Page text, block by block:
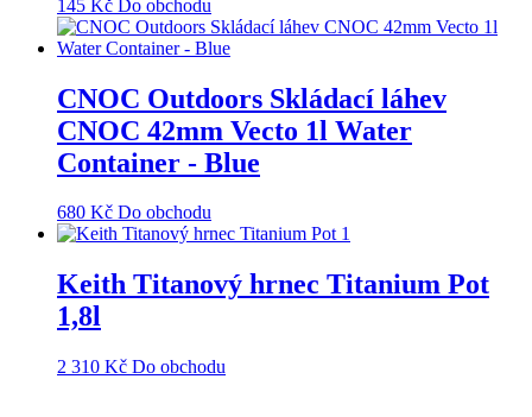
145 Kč Do obchodu
CNOC Outdoors Skládací láhev
CNOC 42mm Vecto 1l Water
Container - Blue
680 Kč Do obchodu
Keith Titanový hrnec Titanium Pot
1,8l
2 310 Kč Do obchodu